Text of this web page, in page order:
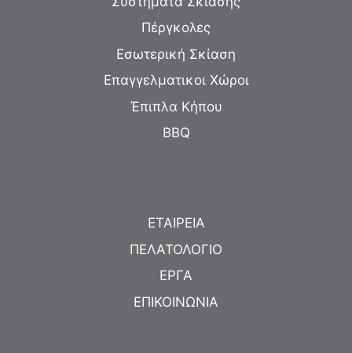
Πέργκολες
Εσωτερική Σκίαση
Επαγγελματικοι Χώροι
Έπιπλα Κήπου
BBQ
ΕΤΑΙΡΕΙΑ
ΠΕΛΑΤΟΛΟΓΙΟ
ΕΡΓΑ
ΕΠΙΚΟΙΝΩΝΙΑ